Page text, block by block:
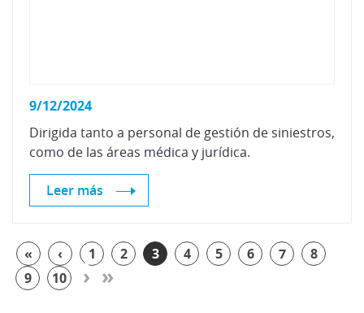
9/12/2024
Dirigida tanto a personal de gestión de siniestros,
como de las áreas médica y jurídica.
Leer más
« ‹ 1 2 3 4 5 6 7
8
9
10 › »